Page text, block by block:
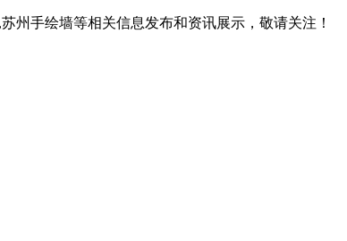
州手绘墙等相关信息发布和资讯展示，敬请关注！